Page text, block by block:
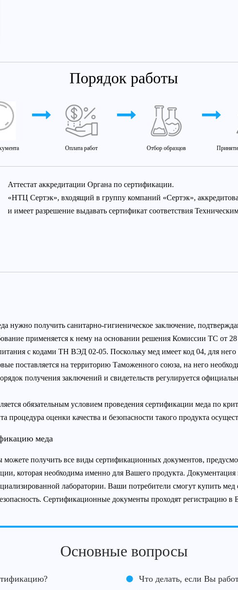
Порядок работы
Оплата работ Отбор образцов
Аттестат аккредитации Органа по сертификации.
«НТЦ Сертэк», входящий в группу компаний «Сертэк»,
и имеет разрешение выдавать сертификат соответствия
нужно получить санитарно-гигиеническое заключение,
применяется к нему на основании решения Комиссии ТС от 28
с кодами ТН ВЭД 02-05. Поскольку мед имеет код 04, для него
поставляется на территорию Таможенного союза, на него
получения заключений и свидетельств регулируется
обязательным условием проведения сертификации меда по
процедура оценки качества и безопасности такого продукта
меда
получить все виды сертификационных документов,
которая необходима именно для Вашего продукта.
лаборатории. Ваши потребители смогут купить мед
Сертификационные документы проходят регистрацию
Основные вопросы
Что делать, если Вы